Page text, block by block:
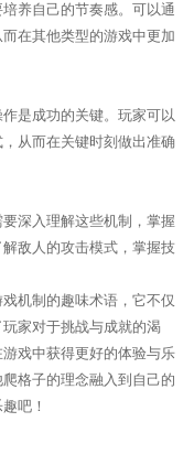
养自己的节奏感。可以通
在其他类型的游戏中更加
是成功的关键。玩家可以
从而在关键时刻做出准确
深入理解这些机制，掌握
敌人的攻击模式，掌握技
机制的趣味术语，它不仅
家对于挑战与成就的渴
戏中获得更好的体验与乐
格子的理念融入到自己的
吧！